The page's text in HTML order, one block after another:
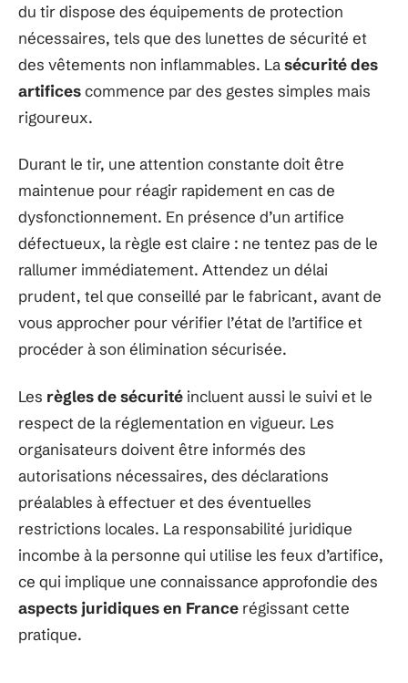
du tir dispose des équipements de protection
nécessaires, tels que des lunettes de sécurité et
des vêtements non inflammables. Lasécurité des
artificescommence par des gestes simples mais
rigoureux.
Durant le tir, une attention constante doit être
maintenue pour réagir rapidement en cas de
dysfonctionnement. En présence d’un artifice
défectueux, la règle est claire : ne tentez pas de le
rallumer immédiatement. Attendez un délai
prudent, tel que conseillé par le fabricant, avant de
vous approcher pour vérifier l’état de l’artifice et
procéder à son élimination sécurisée.
Les règles de sécurité incluent aussi le suivi et le
respect de la réglementation en vigueur. Les
organisateurs doivent être informés des
autorisations nécessaires, des déclarations
préalables à effectuer et des éventuelles
restrictions locales. La responsabilité juridique
incombe à la personne qui utilise les feux d’artifice,
ce qui implique une connaissance approfondie des
aspects juridiques en France régissant cette
pratique.